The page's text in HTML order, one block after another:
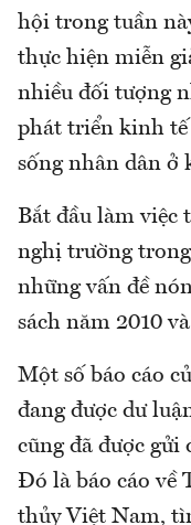
hội trong tuần
thực hiện miễn
nhiều đối tượng
phát triển kinh tế
sống nhân dân ở
Bắt đầu làm việc
nghị trường
những vấn đề
sách năm 2010
Một số báo cáo
đang được dư
cũng đã được gửi
Đó là báo cáo về
thủy Việt Nam,